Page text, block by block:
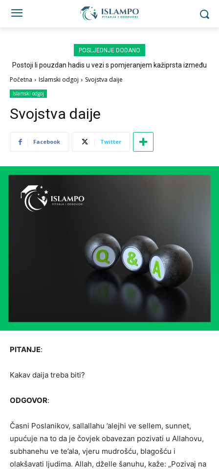
POSLJEDNJE DODANO
Postoji li pouzdan hadis u vezi s pomjeranjem kažiprsta između
Početna Islamski odgoj Svojstva daije
Islamski odgoj
Svojstva daije
Facebook Twitter
PITANJE:
Kakav daija treba biti?
ODGOVOR:
Časni Poslanikov, sallallahu ’alejhi ve sellem, sunnet,
upućuje na to da je čovjek obavezan pozivati u Allahovu,
subhanehu ve te’ala, vjeru mudrošću, blagošću i
olakšavati ljudima. Allah, dželle šanuhu, kaže: „Pozivaj na